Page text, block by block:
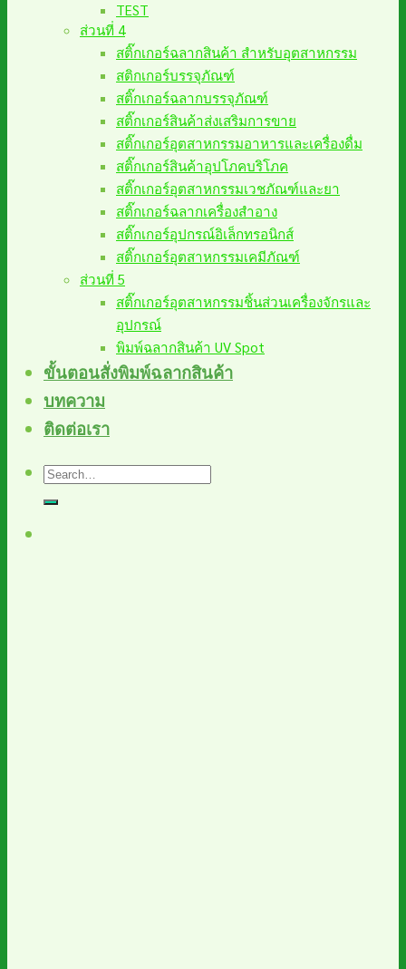
TEST
ส่วนที่ 4
สติ๊กเกอร์ฉลากสินค้า สำหรับอุตสาหกรรม
สติกเกอร์บรรจุภัณฑ์
สติ๊กเกอร์ฉลากบรรจุภัณฑ์
สติ๊กเกอร์สินค้าส่งเสริมการขาย
สติ๊กเกอร์อุตสาหกรรมอาหารและเครื่องดื่ม
สติ๊กเกอร์สินค้าอุปโภคบริโภค
สติ๊กเกอร์อุตสาหกรรมเวชภัณฑ์และยา
สติ๊กเกอร์ฉลากเครื่องสำอาง
สติ๊กเกอร์อุปกรณ์อิเล็กทรอนิกส์
สติ๊กเกอร์อุตสาหกรรมเคมีภัณฑ์
ส่วนที่ 5
สติ๊กเกอร์อุตสาหกรรมชิ้นส่วนเครื่องจักรและ
อุปกรณ์
พิมพ์ฉลากสินค้า UV Spot
ขั้นตอนสั่งพิมพ์ฉลากสินค้า
บทความ
ติดต่อเรา